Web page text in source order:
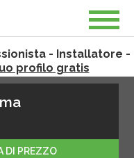
- Installatore -
profilo gratis
DI PREZZO